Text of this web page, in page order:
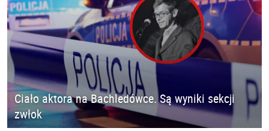
Ciało aktora na Bachledówce. Są wyniki sekcji
zwłok